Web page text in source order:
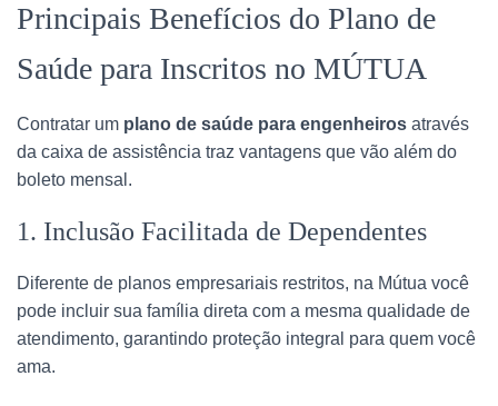
Principais Benefícios do Plano de
Saúde para Inscritos no MÚTUA
Contratar um plano de saúde para engenheiros através
da caixa de assistência traz vantagens que vão além do
boleto mensal.
1. Inclusão Facilitada de Dependentes
Diferente de planos empresariais restritos, na Mútua você
pode incluir sua família direta com a mesma qualidade de
atendimento, garantindo proteção integral para quem você
ama.